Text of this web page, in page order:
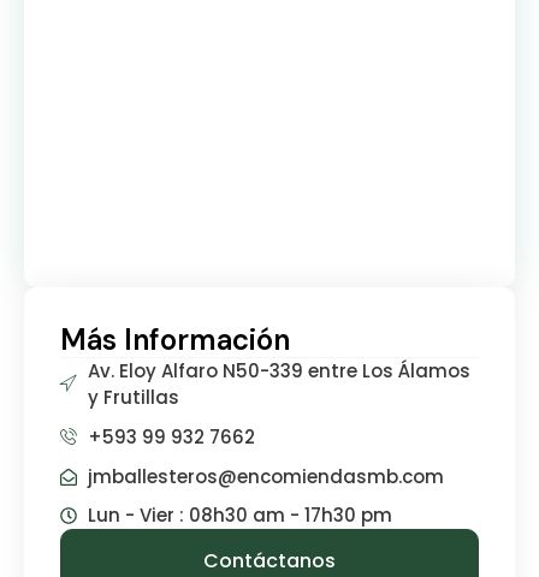
Más Información
Av. Eloy Alfaro N50-339 entre Los Álamos
y Frutillas
+593 99 932 7662
jmballesteros@encomiendasmb.com
Lun - Vier : 08h30 am - 17h30 pm
Contáctanos